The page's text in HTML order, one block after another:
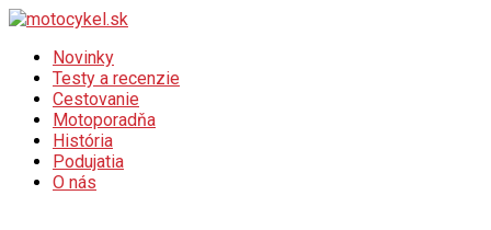
Novinky
Testy a recenzie
Cestovanie
Motoporadňa
História
Podujatia
O nás